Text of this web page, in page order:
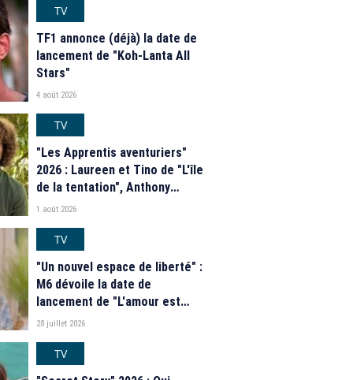
TV
TF1 annonce (déjà) la date de
lancement de "Koh-Lanta All
Stars"
4 août 2026
TV
"Les Apprentis aventuriers"
2026 : Laureen et Tino de "L'île
de la tentation", Anthony
Matéo, Jade Leboeuf... Le
de la télé-réalité de W9
1 août 2026
TV
"Un nouvel espace de liberté" :
M6 dévoile la date de
lancement de "L'amour est
dans le pré" 2026 et une
Le Marchand
28 juillet 2026
TV